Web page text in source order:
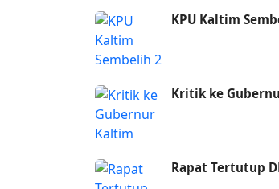
KPU Kaltim
Kritik ke
Rapat Tertutup